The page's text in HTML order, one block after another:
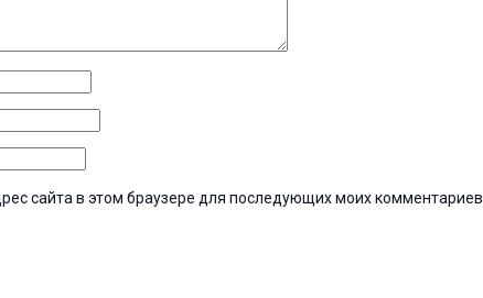
сайта в этом браузере для последующих моих комментариев.